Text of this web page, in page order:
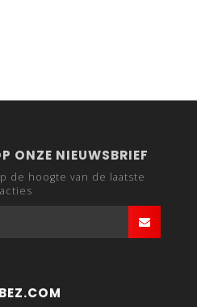
ONZE NIEUWSBRIEF
de hoogte van de laatste
acties